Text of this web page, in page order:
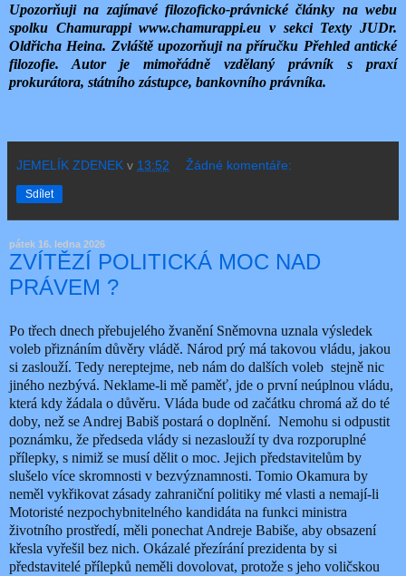
Upozorňuji na zajímavé filozoficko-právnické články na webu
spolku Chamurappi www.chamurappi.eu v sekci Texty JUDr.
Oldřicha Heina. Zvláště upozorňuji na příručku Přehled antické
filozofie. Autor je mimořádně vzdělaný právník s praxí
prokurátora, státního zástupce, bankovního právníka.
JEMELÍK ZDENEK v 13:52 Žádné komentáře:
Sdílet
pátek 16. ledna 2026
ZVÍTĚZÍ POLITICKÁ MOC NAD
PRÁVEM ?
Po třech dnech přebujelého žvanění Sněmovna uznala výsledek
voleb přiznáním důvěry vládě. Národ prý má takovou vládu, jakou
si zaslouží. Tedy nereptejme, neb nám do dalších voleb stejně nic
jiného nezbývá. Neklame-li mě paměť, jde o první neúplnou vládu,
která kdy žádala o důvěru. Vláda bude od začátku chromá až do té
doby, než se Andrej Babiš postará o doplnění. Nemohu si odpustit
poznámku, že předseda vlády si nezaslouží ty dva rozporuplné
přílepky, s nimiž se musí dělit o moc. Jejich představitelům by
slušelo více skromnosti v bezvýznamnosti. Tomio Okamura by
neměl vykřikovat zásady zahraniční politiky mé vlasti a nemají-li
Motoristé nezpochybnitelného kandidáta na funkci ministra
životního prostředí, měli ponechat Andreje Babiše, aby obsazení
křesla vyřešil bez nich. Okázalé přezírání prezidenta by si
představitelé přílepků neměli dovolovat, protože s jeho voličskou